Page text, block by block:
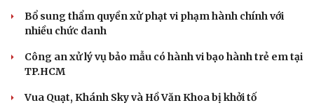
Bổ sung thẩm quyền xử phạt vi phạm hành chính với
nhiều chức danh
Công an xử lý vụ bảo mẫu có hành vi bạo hành trẻ em tại
TP.HCM
Vua Quạt, Khánh Sky và Hồ Văn Khoa bị khởi tố